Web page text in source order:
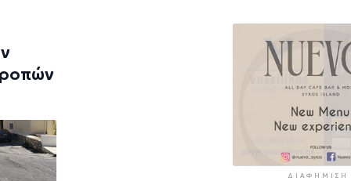
ΔΙΑΦΉΜΙΣΗ